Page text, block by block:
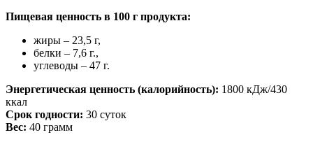
Пищевая ценность в 100 г продукта:
жиры – 23,5 г,
белки – 7,6 г.,
углеводы – 47 г.
Энергетическая ценность (калорийность): 1800 кДж/430
ккал
Срок годности: 30 суток
Вес: 40 грамм